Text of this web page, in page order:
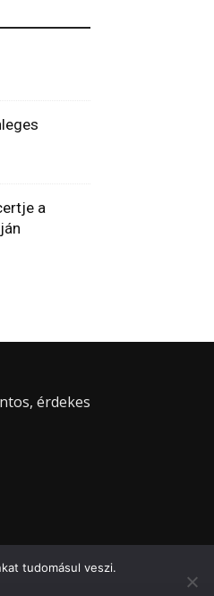
a
érdekes
tudomásul veszi.